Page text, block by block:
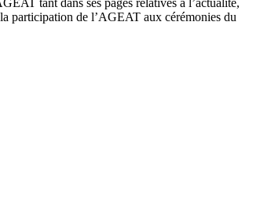
participation de l’AGEAT aux cérémonies du